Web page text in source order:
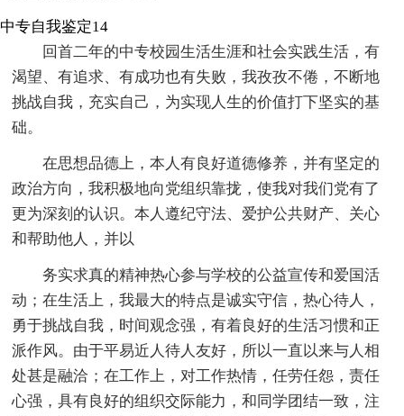
中专自我鉴定14
回首二年的中专校园生活生涯和社会实践生活，有
渴望、有追求、有成功也有失败，我孜孜不倦，不断地
挑战自我，充实自己，为实现人生的价值打下坚实的基
础。
在思想品德上，本人有良好道德修养，并有坚定的
政治方向，我积极地向党组织靠拢，使我对我们党有了
更为深刻的认识。本人遵纪守法、爱护公共财产、关心
和帮助他人，并以
务实求真的精神热心参与学校的公益宣传和爱国活
动；在生活上，我最大的特点是诚实守信，热心待人，
勇于挑战自我，时间观念强，有着良好的生活习惯和正
派作风。由于平易近人待人友好，所以一直以来与人相
处甚是融洽；在工作上，对工作热情，任劳任怨，责任
心强，具有良好的组织交际能力，和同学团结一致，注